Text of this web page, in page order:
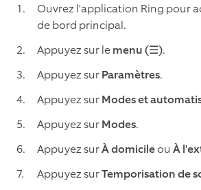
Ouvrez l'application Ring pour
de bord principal.
Appuyez sur lemenu (☰).
Appuyez surParamètres.
Appuyez surModes et
Appuyez surModes.
Appuyez surÀ domicileou À
Appuyez surTemporisation de